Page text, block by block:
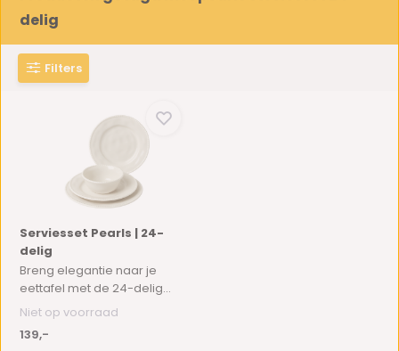
delig
Filters
Serviesset Pearls | 24-
delig
Breng elegantie naar je
eettafel met de 24-delig...
Niet op voorraad
139,-